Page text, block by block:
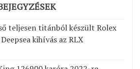
teljesen titánból készült Rolex
kihívás az RLX